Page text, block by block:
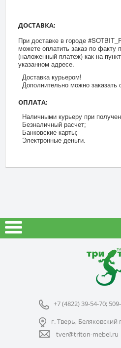
ДОСТАВКА:
При доставке в городе
можете оплатить заказ по факту
(наложенный платеж) как на
указанном адресе.
Доставка курьером!
Дополнительно можно заказать
ОПЛАТА:
Наличными курьеру при
Безналичный расчет;
Банковские карты;
Электронные деньги.
+7 (4822) 39-54-70;
г. Тверь, Беляковский
tver@triton-mebel.ru